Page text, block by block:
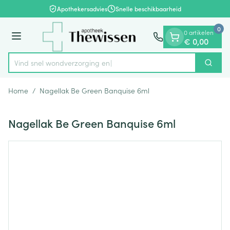
Ga naar de inhoudApothekersadvies Snelle beschikbaarheid
Menu
Product, merk, categorie...
Vind snel wondverzor Zoek
0 artikelen
€ 0,00
0
Home / Nagellak Be Green Banquise 6ml
Nagellak Be Green Banquise 6ml